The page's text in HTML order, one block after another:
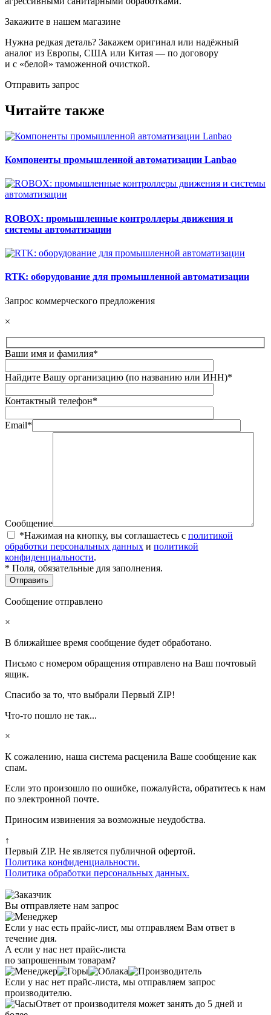
Закажите в нашем магазине
Нужна редкая деталь? Закажем оригинал или надёжный
аналог из Европы, США или Китая — по договору
и с «белой» таможенной очисткой.
Отправить запрос
Читайте также
Компоненты промышленной автоматизации Lanbao
ROBOX: промышленные контроллеры движения и
системы автоматизации
RTK: оборудование для промышленной автоматизации
Запрос коммерческого предложения
×
Ваши имя и фамилия*
Найдите Вашу организацию (по названию или ИНН)*
Контактный телефон*
Email*
Сообщение
*Нажимая на кнопку, вы соглашаетесь с политикой
обработки персональных данных и политикой
конфиденциальности.
* Поля, обязательные для заполнения.
Сообщение отправлено
×
В ближайшее время сообщение будет обработано.
Письмо с номером обращения отправлено на Ваш почтовый
ящик.
Спасибо за то, что выбрали Первый ZIP!
Что-то пошло не так...
×
К сожалению, наша система расценила Ваше сообщение как
спам.
Если это произошло по ошибке, пожалуйста, обратитесь к нам
по электронной почте.
Приносим извинения за возможные неудобства.
↑
Первый ZIP. Не является публичной офертой.
Политика конфиденциальности.
Политика обработки персональных данных.
Вы отправляете нам запрос
Если у нас есть прайс-лист, мы отправляем Вам ответ в
течение дня.
А если у нас нет прайс-листа
по запрошенным товарам?
Если у нас нет прайс-листа, мы отправляем запрос
производителю.
Ответ от производителя может занять до 5 дней и